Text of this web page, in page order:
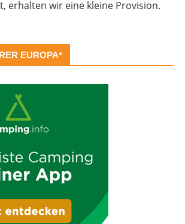
erhalten wir eine kleine Provision.
EUROPA*